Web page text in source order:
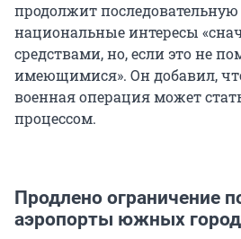
продолжит последовательную
национальные интересы
средствами, но, если это не
имеющимися». Он добавил,
военная операция может
процессом.
Продлено ограничение
аэропорты южных